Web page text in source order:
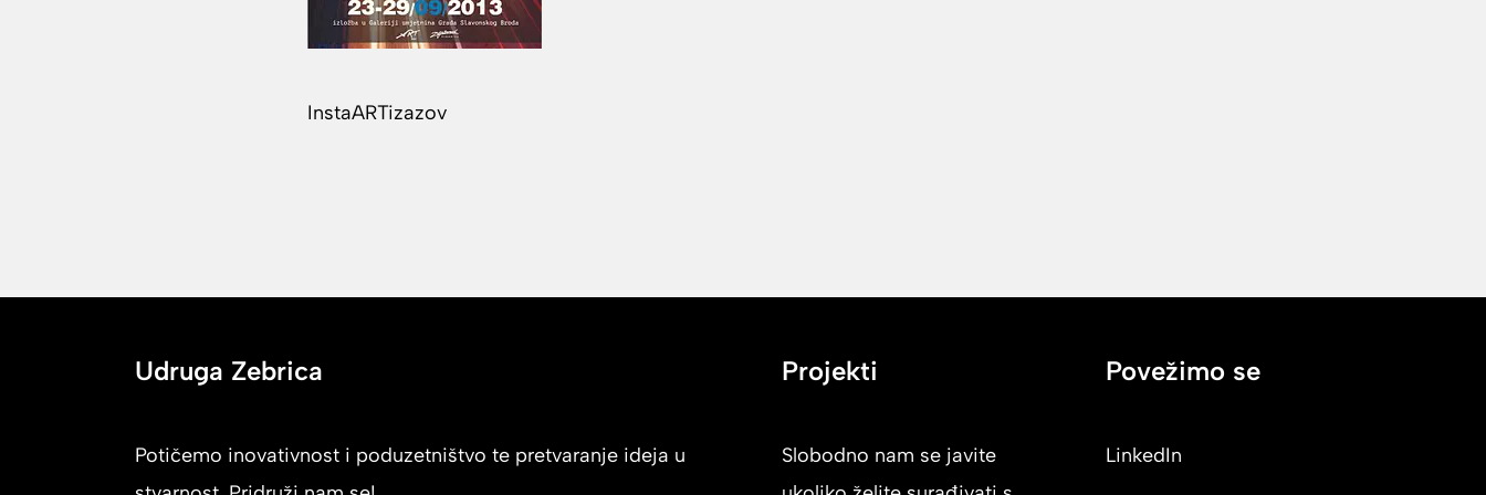
InstaARTizazov
Udruga Zebrica
Potičemo inovativnost i poduzetništvo te pretvaranje ideja u
Projekti
Slobodno nam se javite
Povežimo se
LinkedIn